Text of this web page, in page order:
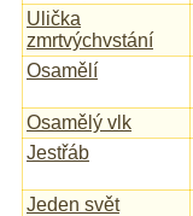
Ulička
zmrtvýchvstání
Osamělí
Osamělý vlk
Jestřáb
Jeden svět